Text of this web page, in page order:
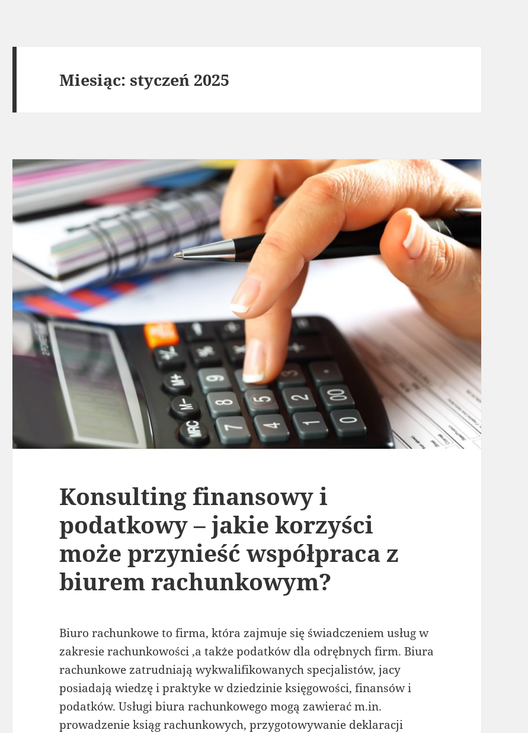
Miesiąc:styczeń 2025
Konsulting finansowy i
podatkowy – jakie korzyści
może przynieść współpraca z
biurem rachunkowym?
Biuro rachunkowe to firma, która zajmuje się świadczeniem usług w
zakresie rachunkowości ,a także podatków dla odrębnych firm. Biura
rachunkowe zatrudniają wykwalifikowanych specjalistów, jacy
posiadają wiedzę i praktyke w dziedzinie księgowości, finansów i
podatków. Usługi biura rachunkowego mogą zawierać m.in.
prowadzenie ksiąg rachunkowych, przygotowywanie deklaracji